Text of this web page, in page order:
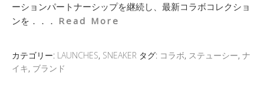
ーションパートナーシップを継続し、最新コラボコレクショ
ンを．．． Read More
カテゴリー: LAUNCHES, SNEAKER タグ: コラボ, ステューシー, ナ
イキ, ブランド